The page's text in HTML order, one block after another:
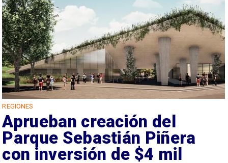
REGIONES
Aprueban creación del
Parque Sebastián Piñera
con inversión de $4 mil